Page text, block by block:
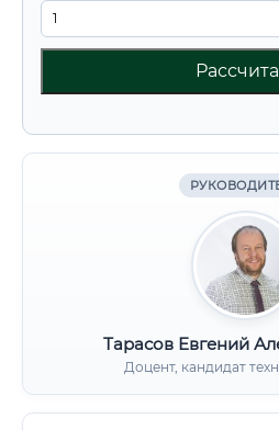
Тарасов Евгений
Доцент, кандидат